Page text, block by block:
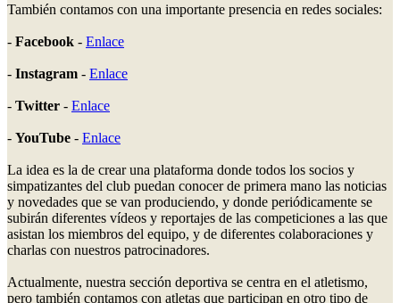
También contamos con una importante presencia en redes sociales:
- Facebook - Enlace
- Instagram - Enlace
- Twitter - Enlace
- YouTube - Enlace
La idea es la de crear una plataforma donde todos los socios y
simpatizantes del club puedan conocer de primera mano las noticias
y novedades que se van produciendo, y donde periódicamente se
subirán diferentes vídeos y reportajes de las competiciones a las que
asistan los miembros del equipo, y de diferentes colaboraciones y
charlas con nuestros patrocinadores.
Actualmente, nuestra sección deportiva se centra en el atletismo,
pero también contamos con atletas que participan en otro tipo de